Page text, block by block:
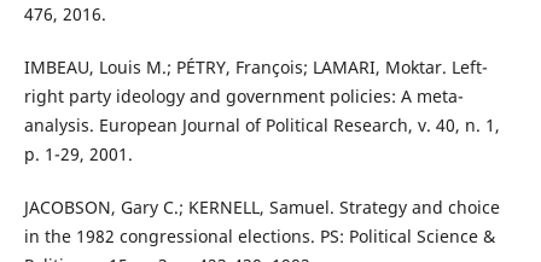
476, 2016.
IMBEAU, Louis M.; PÉTRY, François; LAMARI, Moktar. Left-
right party ideology and government policies: A meta-
analysis. European Journal of Political Research, v. 40, n. 1,
p. 1-29, 2001.
JACOBSON, Gary C.; KERNELL, Samuel. Strategy and choice
in the 1982 congressional elections. PS: Political Science &